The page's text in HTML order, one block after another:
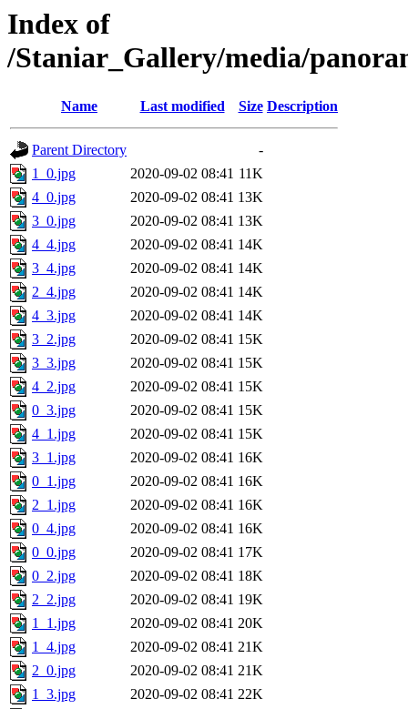
Index of
/Staniar_Gallery/media/
Name Last modified Size Description
Parent Directory
-
1_0.jpg
2020-09-02 08:41 11K
4_0.jpg
2020-09-02 08:41 13K
3_0.jpg
2020-09-02 08:41 13K
4_4.jpg
2020-09-02 08:41 14K
3_4.jpg
2020-09-02 08:41 14K
2_4.jpg
2020-09-02 08:41 14K
4_3.jpg
2020-09-02 08:41 14K
3_2.jpg
2020-09-02 08:41 15K
3_3.jpg
2020-09-02 08:41 15K
4_2.jpg
2020-09-02 08:41 15K
0_3.jpg
2020-09-02 08:41 15K
4_1.jpg
2020-09-02 08:41 15K
3_1.jpg
2020-09-02 08:41 16K
0_1.jpg
2020-09-02 08:41 16K
2_1.jpg
2020-09-02 08:41 16K
0_4.jpg
2020-09-02 08:41 16K
0_0.jpg
2020-09-02 08:41 17K
0_2.jpg
2020-09-02 08:41 18K
2_2.jpg
2020-09-02 08:41 19K
1_1.jpg
2020-09-02 08:41 20K
1_4.jpg
2020-09-02 08:41 21K
2_0.jpg
2020-09-02 08:41 21K
1_3.jpg
2020-09-02 08:41 22K